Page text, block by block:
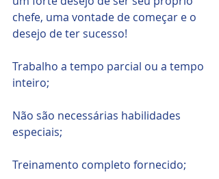
chefe, uma vontade de começar e o
desejo de ter sucesso!
Trabalho a tempo parcial ou a tempo
inteiro;
Não são necessárias habilidades
especiais;
Treinamento completo fornecido;